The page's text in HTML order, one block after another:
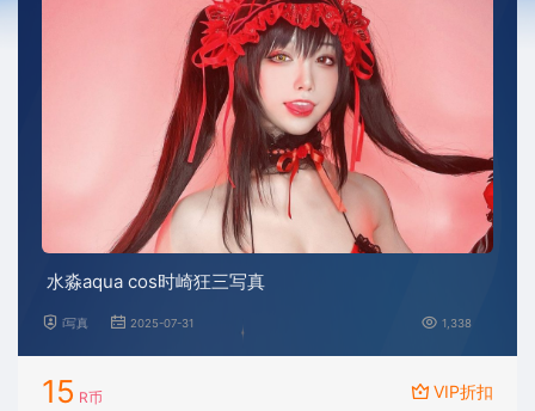
水淼aqua cos时崎狂三写真
i写真 2025-07-31 1,338
15 R币 VIP折扣